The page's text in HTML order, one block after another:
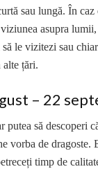
sau lungă. În caz
asupra
le vizitezi sau
alte țări.
– 22
putea să descoperi
vorba de dragoste.
timp de